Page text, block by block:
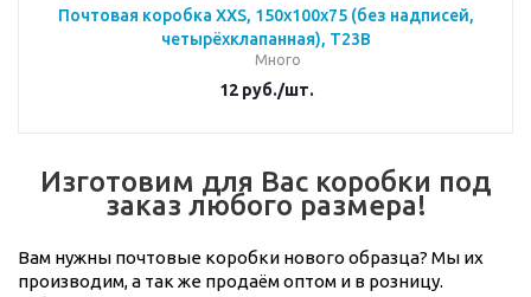
Почтовая коробка XXS, 150х100х75 (без надписей,
четырёхклапанная), Т23В
Много
12руб./шт.
Изготовим для Вас коробки под
заказ любого размера!
Вам нужны почтовые коробки нового образца? Мы их
производим, а так же продаём оптом и в розницу.